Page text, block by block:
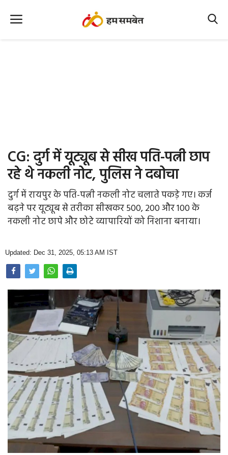
Office Office
Farm & Food
Health & Lifestyle
Home
CG: दुर्ग में यूट्यूब से सीख पति-पत्नी छाप
रहे थे नकली नोट, पुलिस ने दबोचा
दुर्ग में रायपुर के पति-पत्नी नकली नोट चलाते पकड़े गए। कर्ज
बढ़ने पर यूट्यूब से तरीका सीखकर 500, 200 और 100 के
नकली नोट छापे और छोटे व्यापारियों को निशाना बनाया।
Updated: Dec 31, 2025, 05:13 AM IST